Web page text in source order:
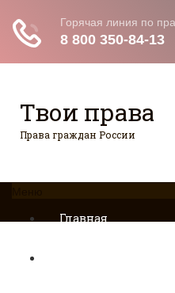
Твои права
Права граждан России
Главная